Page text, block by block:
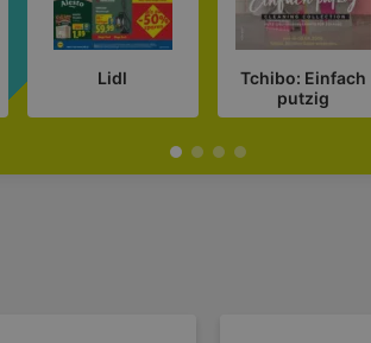
Lidl
Tchibo: Einfach
putzig